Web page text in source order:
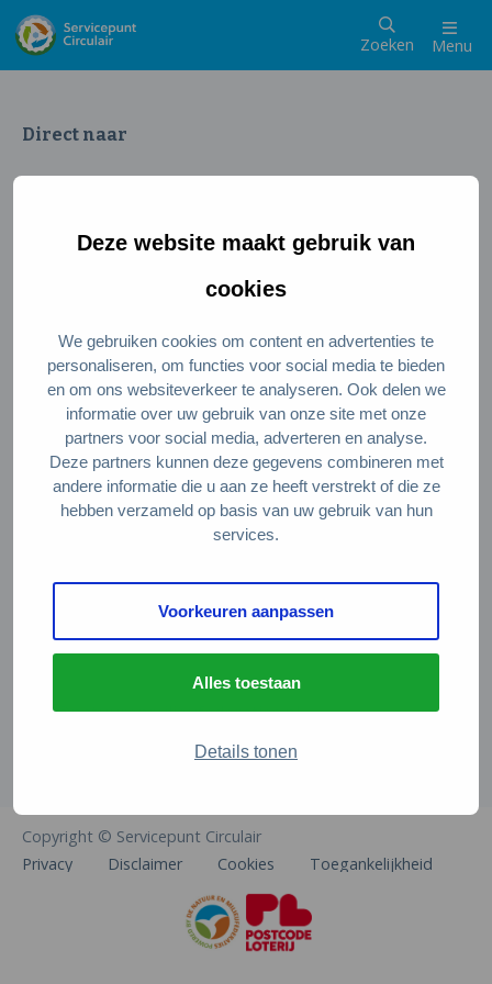
Deze website maakt gebruik van
cookies
We gebruiken cookies om content en advertenties te
personaliseren, om functies voor social media te bieden
en om ons websiteverkeer te analyseren. Ook delen we
informatie over uw gebruik van onze site met onze
partners voor social media, adverteren en analyse.
Deze partners kunnen deze gegevens combineren met
andere informatie die u aan ze heeft verstrekt of die ze
hebben verzameld op basis van uw gebruik van hun
services.
Voorkeuren aanpassen
Alles toestaan
Details tonen
Zoeken Menu
Direct naar
Wat is een circulaire samenleving
Meedoen als ondernemer
Circulaire producten en diensten
Wie zijn wij?
Over ons
Stel je vraag
Servicepunt Team
Veelgestelde vragen
De Natuur en Milieufederaties
Arthur van Schendelstraat 600
info@natuurenmilieufederaties.nl
Copyright © Servicepunt Circulair
Privacy
Disclaimer Cookies Toegankelijkheid